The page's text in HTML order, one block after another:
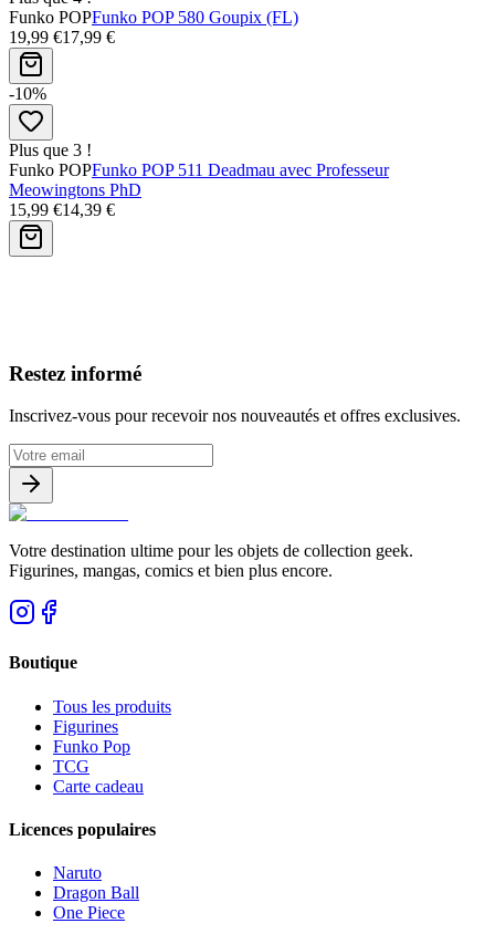
Funko POPFunko POP 580 Goupix (FL)
19,99 €17,99 €
-10%
Plus que 3 !
Funko POPFunko POP 511 Deadmau avec Professeur
Meowingtons PhD
15,99 €14,39 €
Restez informé
Inscrivez-vous pour recevoir nos nouveautés et offres exclusives.
Votre destination ultime pour les objets de collection geek.
Figurines, mangas, comics et bien plus encore.
Boutique
Tous les produits
Figurines
Funko Pop
TCG
Carte cadeau
Licences populaires
Naruto
Dragon Ball
One Piece